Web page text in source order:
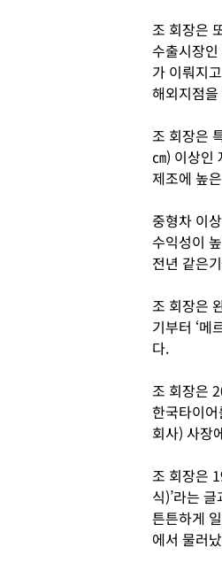
조 회장은
수출시장
가 이뤄지
해외지점
조 회장은
㎝) 이상인
제조에 높
중형차 이
수익성이
전년 같은
조 회장은
기부터 ‘메
다.
조 회장은
한국타이
회사) 사장
조 회장은
식)’라는
튼튼하게
에서 물러